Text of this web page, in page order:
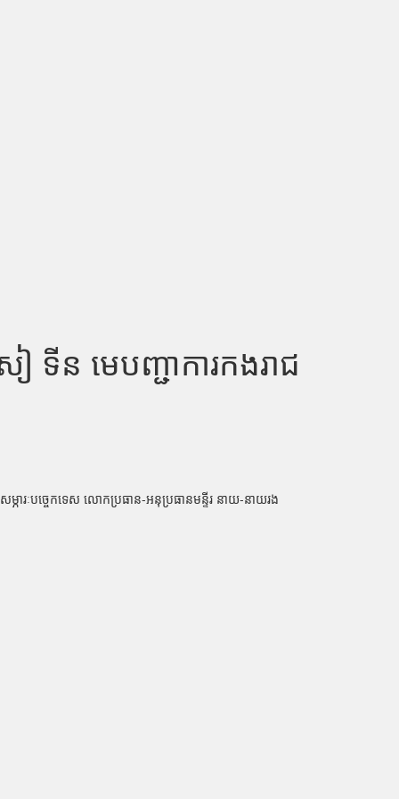
ន មេបញ្ជាការកងរាជ
ភារៈបច្ចេកទេស លោកប្រធាន-អនុប្រធានមន្ទីរ នាយ-នាយរង